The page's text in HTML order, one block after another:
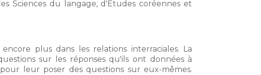
Sciences du langage, d'Études coréennes et
plus dans les relations interraciales. La
sur les réponses qu'ils ont données à
leur poser des questions sur eux-mêmes.